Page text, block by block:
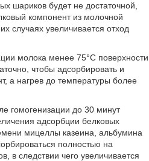
шариков будет не достаточной,
компонент из молочной
случаях увеличивается отход
молока менее 75°С поверхности
чтобы адсорбировать и
а нагрев до температуры более
гомогенизации до 30 минут
адсорбции белковых
мицеллы казеина, альбумина
полностью на
в следствии чего увеличивается